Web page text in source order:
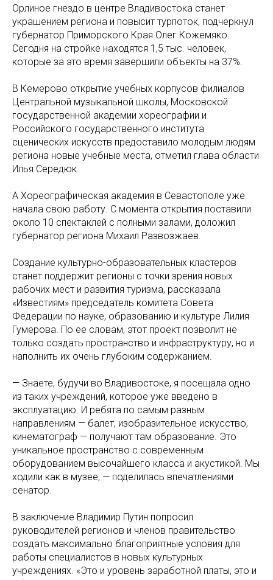
Орлиное гнездо в центре Владивостока станет
украшением региона и повысит турпоток, подчеркнул
губернатор Приморского Края Олег Кожемяко.
Сегодня на стройке находятся 1,5 тыс. человек,
которые за это время завершили объекты на 37%.
В Кемерово открытие учебных корпусов филиалов
Центральной музыкальной школы, Московской
государственной академии хореографии и
Российского государственного института
сценических искусств предоставило молодым людям
региона новые учебные места, отметил глава области
Илья Середюк.
А Хореографическая академия в Севастополе уже
начала свою работу. С момента открытия поставили
около 10 спектаклей с полными залами, доложил
губернатор региона Михаил Развозжаев.
Создание культурно-образовательных кластеров
станет поддержит регионы с точки зрения новых
рабочих мест и развития туризма, рассказала
«Известиям» председатель комитета Совета
Федерации по науке, образованию и культуре Лилия
Гумерова. По ее словам, этот проект позволит не
только создать пространство и инфраструктуру, но и
наполнить их очень глубоким содержанием.
— Знаете, будучи во Владивостоке, я посещала одно
из таких учреждений, которое уже введено в
эксплуатацию. И ребята по самым разным
направлениям — балет, изобразительное искусство,
кинематограф — получают там образование. Это
уникальное пространство с современным
оборудованием высочайшего класса и акустикой. Мы
ходили как в музее, — поделилась впечатлениями
сенатор.
В заключение Владимир Путин попросил
руководителей регионов и членов правительство
создать максимально благоприятные условия для
работы специалистов в новых культурных
учреждениях. «Это и уровень заработной платы, это и